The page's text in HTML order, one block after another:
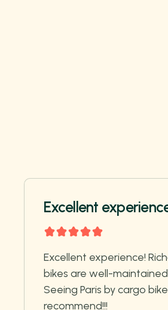
Excellent
Excellent experience!
bikes are well-
Seeing Paris by cargo
recommend!!!